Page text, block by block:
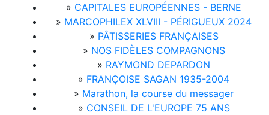
» CAPITALES EUROPÉENNES - BERNE
» MARCOPHILEX XLVIII - PÉRIGUEUX 2024
» PÂTISSERIES FRANÇAISES
» NOS FIDÈLES COMPAGNONS
» RAYMOND DEPARDON
» FRANÇOISE SAGAN 1935-2004
» Marathon, la course du messager
» CONSEIL DE L'EUROPE 75 ANS